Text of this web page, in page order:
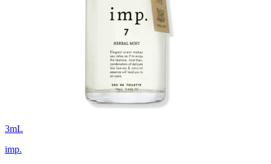
3mL
imp.